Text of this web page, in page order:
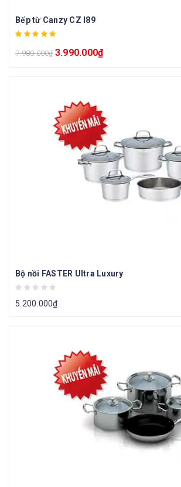
Bếp từ Canzy CZ I89
7.980.000₫ 3.990.000₫
Bộ nồi FASTER Ultra Luxury
5.200.000₫